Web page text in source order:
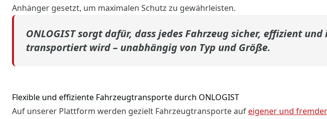
Anhänger gesetzt, um maximalen Schutz zu gewährleisten.
ONLOGIST sorgt dafür, dass jedes Fahrzeug sicher, effizient
transportiert wird – unabhängig von Typ und Größe.
Flexible und effiziente Fahrzeugtransporte durch ONLOGIST
Auf unserer Plattform werden gezielt Fahrzeugtransporte aufeigener und